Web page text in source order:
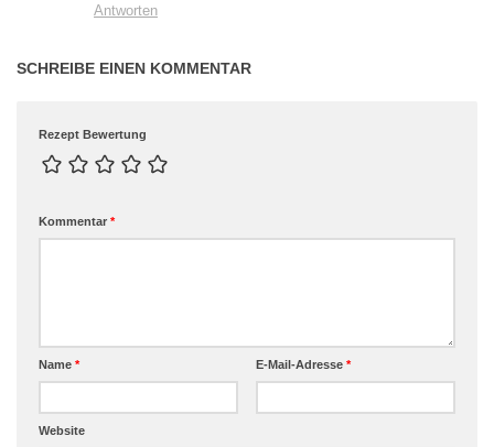
Antworten
SCHREIBE EINEN KOMMENTAR
Rezept Bewertung
Kommentar *
Name * E-Mail-Adresse *
Website